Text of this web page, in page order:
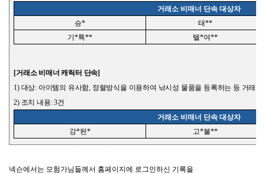
거래소 비매너 단속 대상자
승* 태**
기*특** 텔*여**
[거래소 비매너 캐릭터 단속]
1) 대상: 아이템의 유사함 정렬방식을 이용하여 낚시성 물품을 등록하는 등 거래
2) 조치 내용: 3건
거래소 비매너 단속 대상자
강*된* 고*불**
넥슨에서는 모험가님들께서 홈페이지에 로그인하신 기록을